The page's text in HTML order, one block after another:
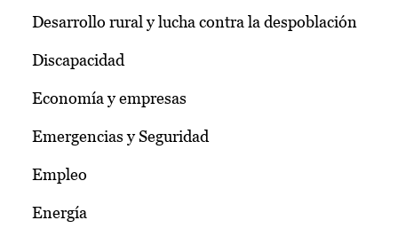
Desarrollo rural y lucha contra la despoblación
Discapacidad
Economía y empresas
Emergencias y Seguridad
Empleo
Energía